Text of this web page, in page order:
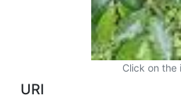
Click on the
URI